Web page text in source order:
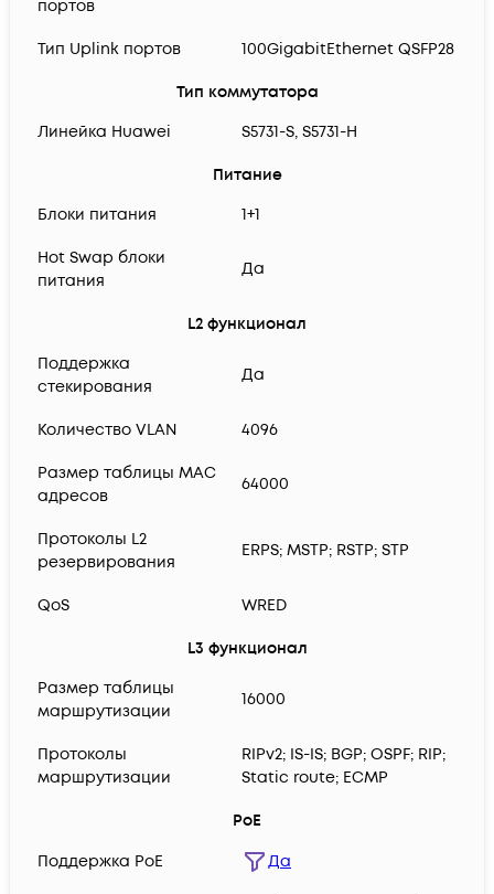
портов
Тип Uplink портов 100GigabitEthernet QSFP28
Тип коммутатора
Линейка Huawei
S5731-S, S5731-H
Питание
Блоки питания
1+1
Hot Swap блоки
питания
Да
L2 функционал
Поддержка
стекирования
Да
Количество VLAN 4096
Размер таблицы MAC
адресов
64000
Протоколы L2
резервирования
ERPS; MSTP; RSTP; STP
QoS WRED
L3 функционал
Размер таблицы
маршрутизации
16000
Протоколы
маршрутизации
RIPv2; IS-IS; BGP; OSPF; RIP;
Static route; ECMP
PoE
Поддержка PoE
Да